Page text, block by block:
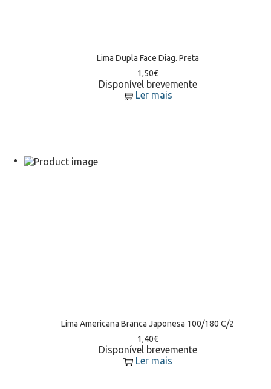
Lima Dupla Face Diag. Preta
1,50€
Disponível brevemente
Ler mais
Lima Americana Branca Japonesa 100/180 C/2
1,40€
Disponível brevemente
Ler mais